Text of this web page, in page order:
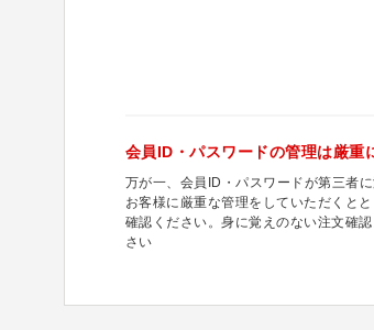
会員ID・パスワードの管理は厳重
万が一、会員ID・パスワードが第三者
お客様に厳重な管理をしていただくと
確認ください。身に覚えのない注文確
さい